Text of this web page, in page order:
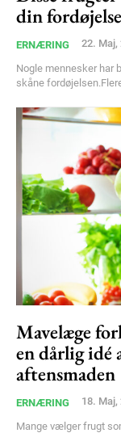
din fordøjelse
ERNÆRING 22. Maj,
Nogle mennesker har
skåne
Mavelæge
en dårlig idé
aftensmaden
ERNÆRING 18. Maj,
Mange vælger frugt